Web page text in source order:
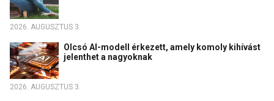
2026. AUGUSZTUS 3.
Olcsó AI-modell érkezett, amely komoly kihívást
jelenthet a nagyoknak
2026. AUGUSZTUS 3.